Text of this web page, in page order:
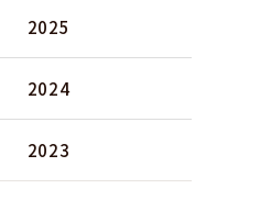
2025
2024
2023